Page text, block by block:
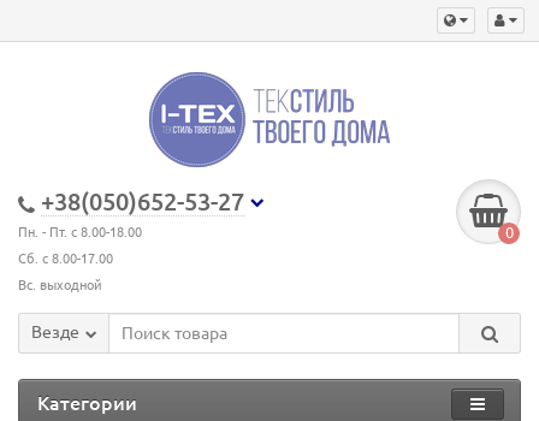
+38(050)652-53-27
Пн. - Пт. с 8.00-18.00
Сб. с 8.00-17.00
Вс. выходной
0
Везде
Категории